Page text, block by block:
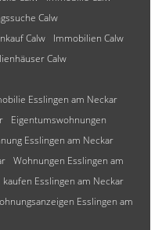
Calw
Calw
Immobilien Calw
Calw
Esslingen am Neckar
Eigentumswohnungen
Esslingen am Neckar
Wohnungen Esslingen am
kaufen Esslingen am Neckar
Esslingen am